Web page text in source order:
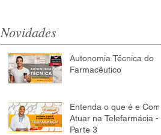
Novidades
Autonomia Técnica do
Farmacêutico
Entenda o que é e Como
Atuar na Telefarmácia -
Parte 3